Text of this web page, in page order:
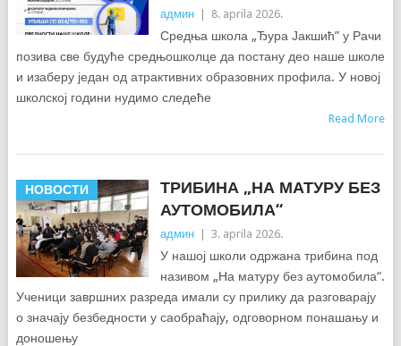
админ 8. aprila 2026.
Средња школа „Ђура Јакшић” у Рачи
позива све будуће средњошколце да постану део наше школе
и изаберу један од атрактивних образовних профила. У новој
школској години нудимо следеће
Read More
НОВОСТИ
ТРИБИНА „НА МАТУРУ БЕЗ
АУТОМОБИЛА“
админ 3. aprila 2026.
У нашој школи одржана трибина под
називом „На матуру без аутомобила“.
Ученици завршних разреда имали су прилику да разговарају
о значају безбедности у саобраћају, одговорном понашању и
доношењу